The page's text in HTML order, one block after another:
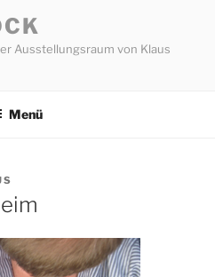
Ausstellungsraum von Klaus
Menü